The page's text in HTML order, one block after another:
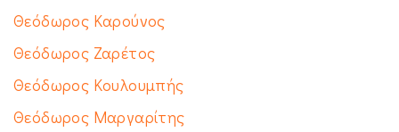
Θεόδωρος Καρούνος
Θεόδωρος Ζαρέτος
Θεόδωρος Κουλουμπής
Θεόδωρος Μαργαρίτης